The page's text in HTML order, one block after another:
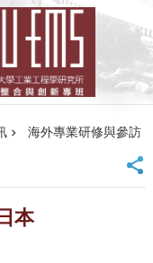
海外專業研修與參訪
本